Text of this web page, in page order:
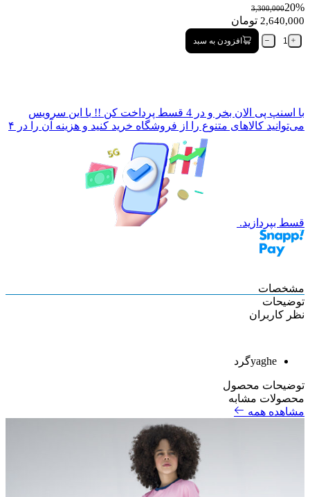
3,300,00020%
2,640,000 تومان
افزودن به سبد
با اسنپ پی الان بخر و در 4 قسط پرداخت کن !!
با این سرویس
می‌توانید کالاهای متنوع را از فروشگاه خرید کنید و هزینه آن را در ۴
قسط بپردازید.
مشخصات
توضیحات
نظر کاربران
yagheگرد
توضیحات محصول
محصولات مشابه
مشاهده همه